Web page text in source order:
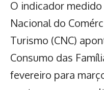
O indicador
Nacional do
Turismo (CNC)
Consumo das
fevereiro para